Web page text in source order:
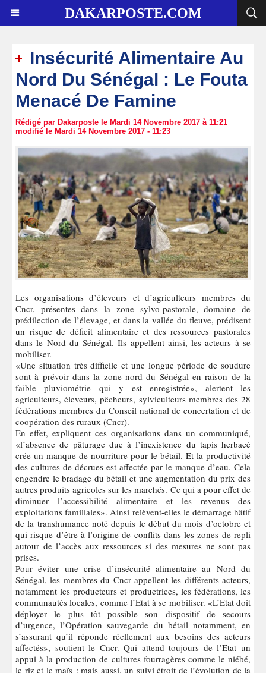
DAKARPOSTE.COM
Insécurité Alimentaire Au
Nord Du Sénégal : Le Fouta
Menacé De Famine
Rédigé par Dakarposte le Mardi 14 Novembre 2017 à 11:21
modifié le Mardi 14 Novembre 2017 - 11:23
Les organisations d’éleveurs et d’agriculteurs membres du
Cncr, présentes dans la zone sylvo-pastorale, domaine de
prédilection de l’élevage, et dans la vallée du fleuve, prédisent
un risque de déficit alimentaire et des ressources pastorales
dans le Nord du Sénégal. Ils appellent ainsi, les acteurs à se
mobiliser.
«Une situation très difficile et une longue période de soudure
sont à prévoir dans la zone nord du Sénégal en raison de la
faible pluviométrie qui y est enregistrée», alertent les
agriculteurs, éleveurs, pêcheurs, sylviculteurs membres des 28
fédérations membres du Conseil national de concertation et de
coopération des ruraux (Cncr).
En effet, expliquent ces organisations dans un communiqué,
«l’absence de pâturage due à l’inexistence du tapis herbacé
crée un manque de nourriture pour le bétail. Et la productivité
des cultures de décrues est affectée par le manque d’eau. Cela
engendre le bradage du bétail et une augmentation du prix des
autres produits agricoles sur les marchés. Ce qui a pour effet de
diminuer l’accessibilité alimentaire et les revenus des
exploitations familiales». Ainsi relèvent-elles le démarrage hâtif
de la transhumance noté depuis le début du mois d’octobre et
qui risque d’être à l’origine de conflits dans les zones de repli
autour de l’accès aux ressources si des mesures ne sont pas
prises.
Pour éviter une crise d’insécurité alimentaire au Nord du
Sénégal, les membres du Cncr appellent les différents acteurs,
notamment les producteurs et productrices, les fédérations, les
communautés locales, comme l’Etat à se mobiliser. «L’Etat doit
déployer le plus tôt possible son dispositif de secours
d’urgence, l’Opération sauvegarde du bétail notamment, en
s’assurant qu’il réponde réellement aux besoins des acteurs
affectés», soutient le Cncr. Qui attend toujours de l’Etat un
appui à la production de cultures fourragères comme le niébé,
le riz et le maïs ; mais aussi, un suivi étroit de l’évolution de la